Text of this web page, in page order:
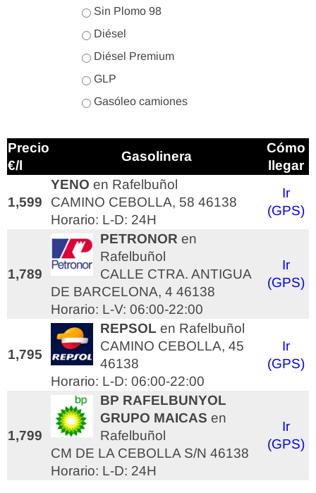
Sin Plomo 98
Diésel
Diésel Premium
GLP
Gasóleo camiones
Precio
€/l
Gasolinera
Cómo
llegar
1,599
YENO en Rafelbuñol
CAMINO CEBOLLA, 58 46138
Horario: L-D: 24H
Ir
(GPS)
1,789
PETRONOR en
Rafelbuñol
CALLE CTRA. ANTIGUA
DE BARCELONA, 4 46138
Horario: L-V: 06:00-22:00
Ir
(GPS)
1,795
REPSOL en Rafelbuñol
CAMINO CEBOLLA, 45
46138
Horario: L-D: 06:00-22:00
Ir
(GPS)
1,799
BP RAFELBUNYOL
GRUPO MAICAS en
Rafelbuñol
CM DE LA CEBOLLA S/N 46138
Horario: L-D: 24H
Ir
(GPS)